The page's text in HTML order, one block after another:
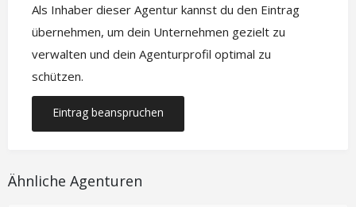
Als Inhaber dieser Agentur kannst du den Eintrag
übernehmen, um dein Unternehmen gezielt zu
verwalten und dein Agenturprofil optimal zu
schützen.
Eintrag beanspruchen
Ähnliche Agenturen